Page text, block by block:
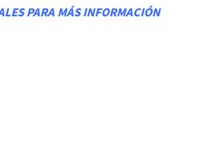
PARA MÁS INFORMACIÓN